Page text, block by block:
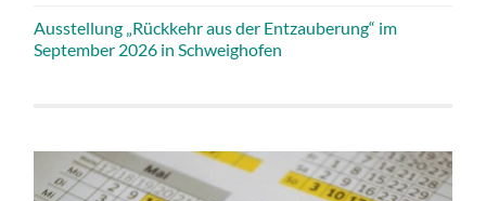
Ausstellung „Rückkehr aus der Entzauberung“ im
September 2026 in Schweighofen